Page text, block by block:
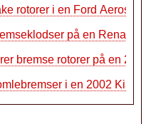
rotorer i en Ford Aerosta…
på en Renault
bremse rotorer på en 2000…
i en 2002 Kia Sp…